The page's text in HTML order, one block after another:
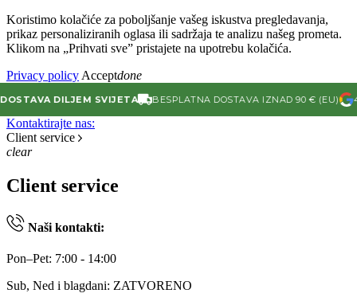
Koristimo kolačiće za poboljšanje vašeg iskustva pregledavanja,
prikaz personaliziranih oglasa ili sadržaja te analizu našeg prometa.
Klikom na „Prihvati sve” pristajete na upotrebu kolačića.
Privacy policy Acceptdone
DILJEM SVIJETA BESPLATNA DOSTAVA IZNAD 90 € (EU) 4.9/5
Kontaktirajte nas:
Client service
clear
Client service
Naši kontakti:
Pon–Pet: 7:00 - 14:00
Sub, Ned i blagdani: ZATVORENO